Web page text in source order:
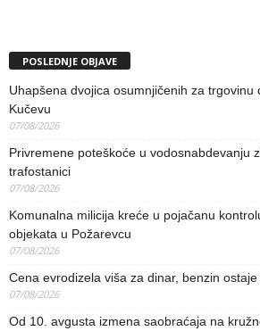
POSLEDNJE OBJAVE
Uhapšena dvojica osumnjičenih za trgovinu
Kučevu
07/08/2026
Privremene poteškoće u vodosnabdevanju
trafostanici
07/08/2026
Komunalna milicija kreće u pojačanu
objekata u Požarevcu
07/08/2026
Cena evrodizela viša za dinar, benzin
07/08/2026
Od 10. avgusta izmena saobraćaja na